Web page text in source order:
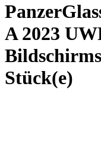
A 2023
Stück(e)